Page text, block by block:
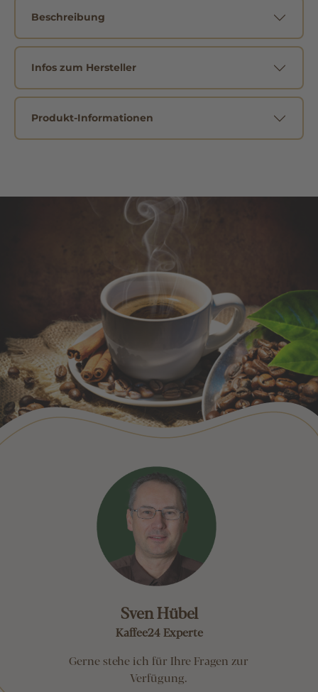
Beschreibung
Infos zum Hersteller
Produkt-Informationen
Sven Hübel
Kaffee24 Experte
Gerne stehe ich für Ihre Fragen zur
Verfügung.